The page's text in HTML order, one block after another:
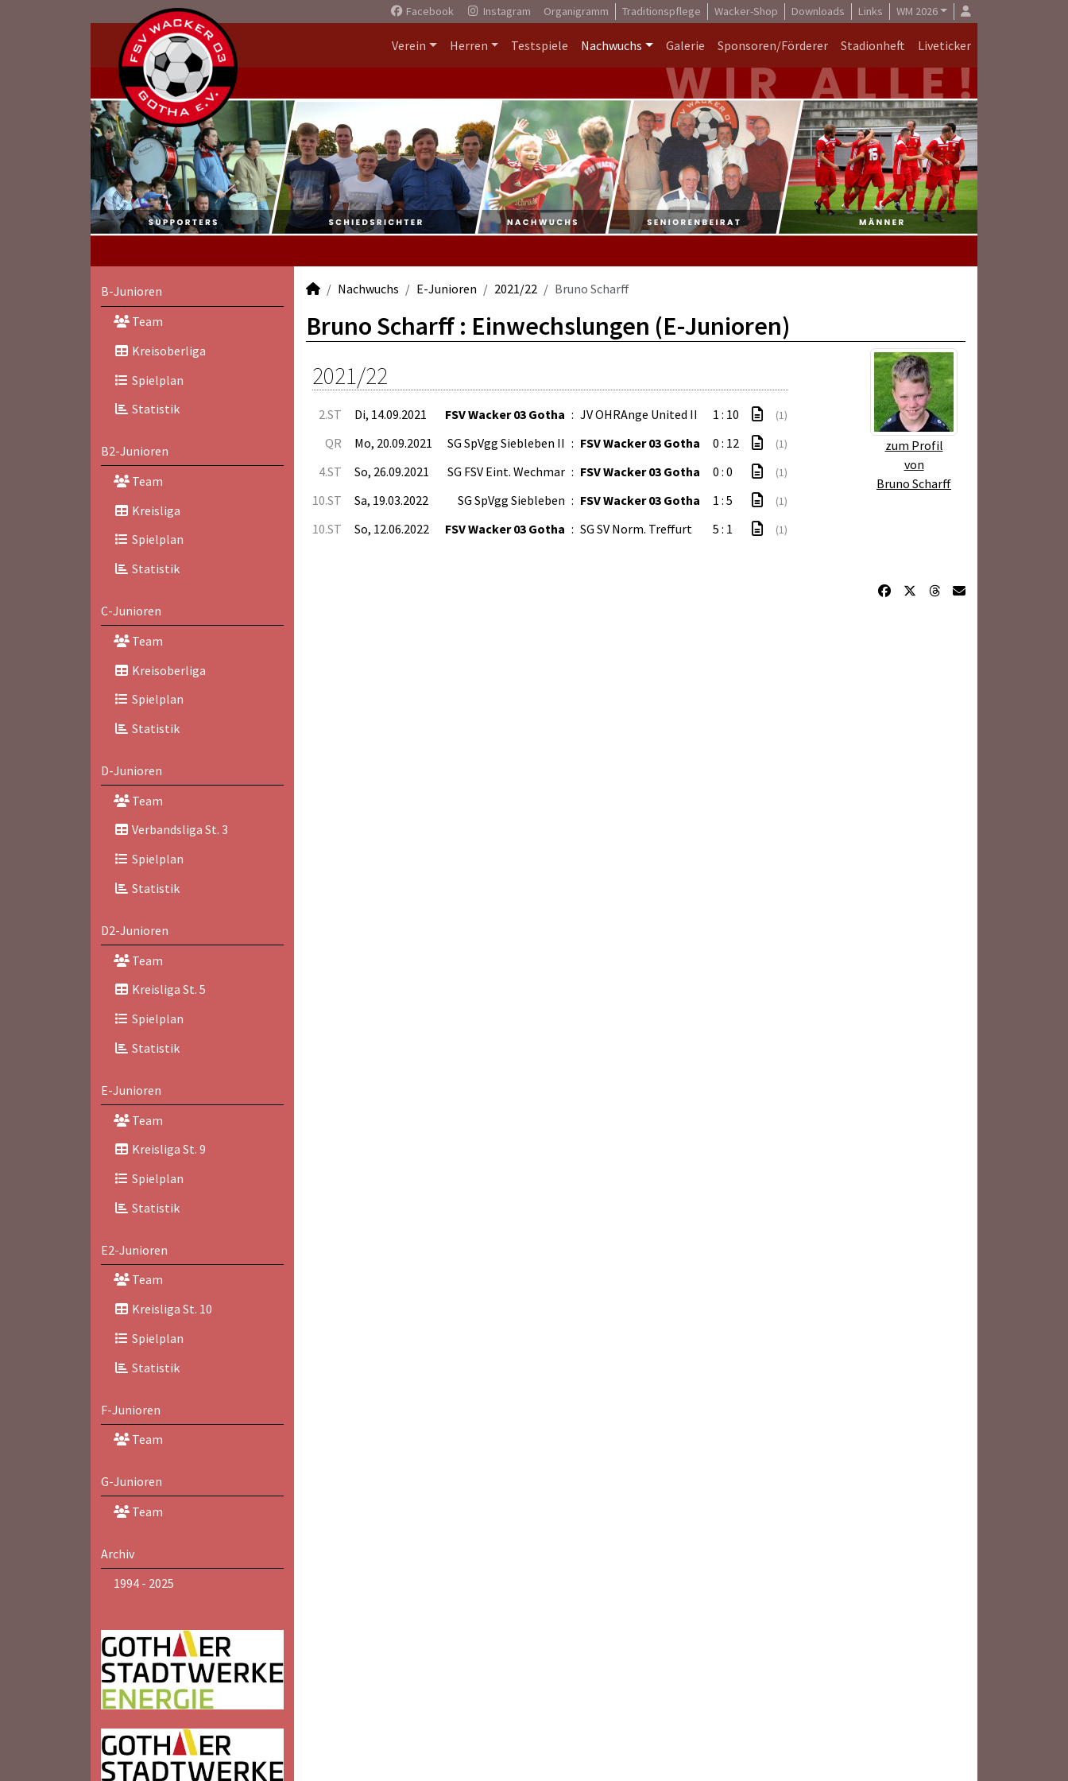
Facebook Instagram Organigramm Traditionspflege Wacker-Shop Downloads Links WM 2026
Verein Herren Testspiele Nachwuchs Galerie Sponsoren/Förderer Stadionheft Liveticker
B-Junioren
Team
Kreisoberliga
Spielplan
Statistik
B2-Junioren
Team
Kreisliga
Spielplan
Statistik
C-Junioren
Team
Kreisoberliga
Spielplan
Statistik
D-Junioren
Team
Verbandsliga St. 3
Spielplan
Statistik
D2-Junioren
Team
Kreisliga St. 5
Spielplan
Statistik
E-Junioren
Team
Kreisliga St. 9
Spielplan
Statistik
E2-Junioren
Team
Kreisliga St. 10
Spielplan
Statistik
F-Junioren
Team
G-Junioren
Team
Archiv
1994 - 2025
Nachwuchs E-Junioren 2021/22 Bruno Scharff
Bruno Scharff : Einwechslungen (E-Junioren)
zum Profil
von
Bruno Scharff
2021/22
2.ST Di, 14.09.2021 FSV Wacker 03 Gotha : JV OHRAnge United II 1 : 10 (1)
QR Mo, 20.09.2021 SG SpVgg Siebleben II : FSV Wacker 03 Gotha 0 : 12 (1)
4.ST So, 26.09.2021 SG FSV Eint. Wechmar : FSV Wacker 03 Gotha 0 : 0 (1)
10.ST Sa, 19.03.2022 SG SpVgg Siebleben : FSV Wacker 03 Gotha 1 : 5 (1)
10.ST So, 12.06.2022 FSV Wacker 03 Gotha : SG SV Norm. Treffurt 5 : 1 (1)